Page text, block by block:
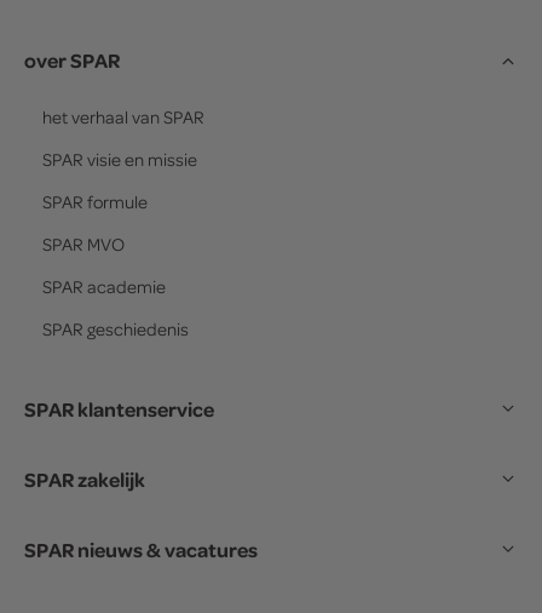
over SPAR
het verhaal van SPAR
SPAR visie en missie
SPAR formule
SPAR MVO
SPAR academie
SPAR geschiedenis
SPAR klantenservice
SPAR zakelijk
SPAR nieuws & vacatures